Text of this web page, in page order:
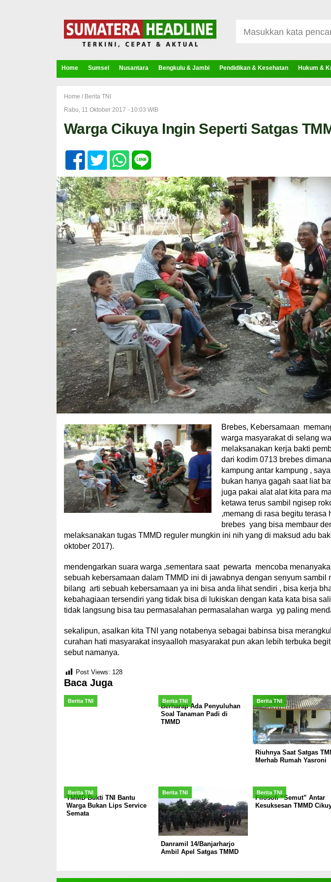
Home Sumsel Nusantara Bengkulu & Jambi Pendidikan & Kesehatan Hukum &
Home / Berita TNI
Rabu, 11 Oktober 2017 - 10:03 WIB
Warga Cikuya Ingin Seperti Satgas
Brebes, Kebersamaan
warga masyarakat di selang
melaksanakan kerja bakti
dari kodim 0713 brebes
kampung antar kampung ,
bukan hanya gagah saat liat
juga pakai alat alat kita para
ketawa terus sambil ngisep
,memang di rasa begitu terasa
brebes yang bisa membaur
melaksanakan tugas TMMD reguler mungkin ini nih yang di maksud adu
oktober 2017).
mendengarkan suara warga ,sementara saat pewarta mencoba
sebuah kebersamaan dalam TMMD ini di jawabnya dengan senyum sambil
bilang arti sebuah kebersamaan ya ini bisa anda lihat sendiri , bisa kerja
kebahagiaan tersendiri yang tidak bisa di lukiskan dengan kata kata bisa
tidak langsung bisa tau permasalahan permasalahan warga yg paling
sekalipun, asalkan kita TNI yang notabenya sebagai babinsa bisa
curahan hati masyarakat insyaalloh masyarakat pun akan lebih terbuka
sebut namanya.
Post Views: 128
Baca Juga
Berita TNI Berita TNI
Berharap Ada Penyuluhan
Soal Tanaman Padi di
TMMD
Berita TNI
Riuhnya Saat Satgas
Merhab Rumah Yasroni
Berita TNI
TMMD Bukti TNI Bantu
Warga Bukan Lips Service
Semata
Berita TNI
Danramil 14/Banjarharjo
Ambil Apel Satgas TMMD
Berita TNI
Filosofi “Semut” Antar
Kesuksesan TMMD